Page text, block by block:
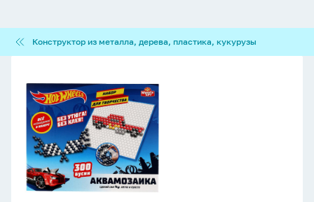
из
металла,
пластика,
кукурузы
Конструктор из металла, дерева, пластика, кукурузы
300
дет.
"Хот
Вилс"